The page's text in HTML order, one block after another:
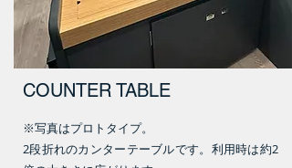
COUNTER TABLE
※写真はプロトタイプ。
​2段折れのカンターテーブルです。利用時は約2